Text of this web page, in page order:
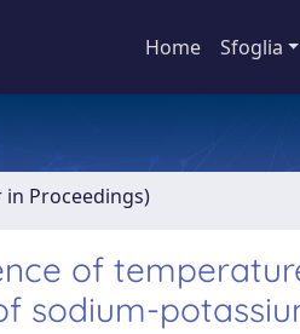
Home Sfoglia
in Proceedings)
of
sodium-